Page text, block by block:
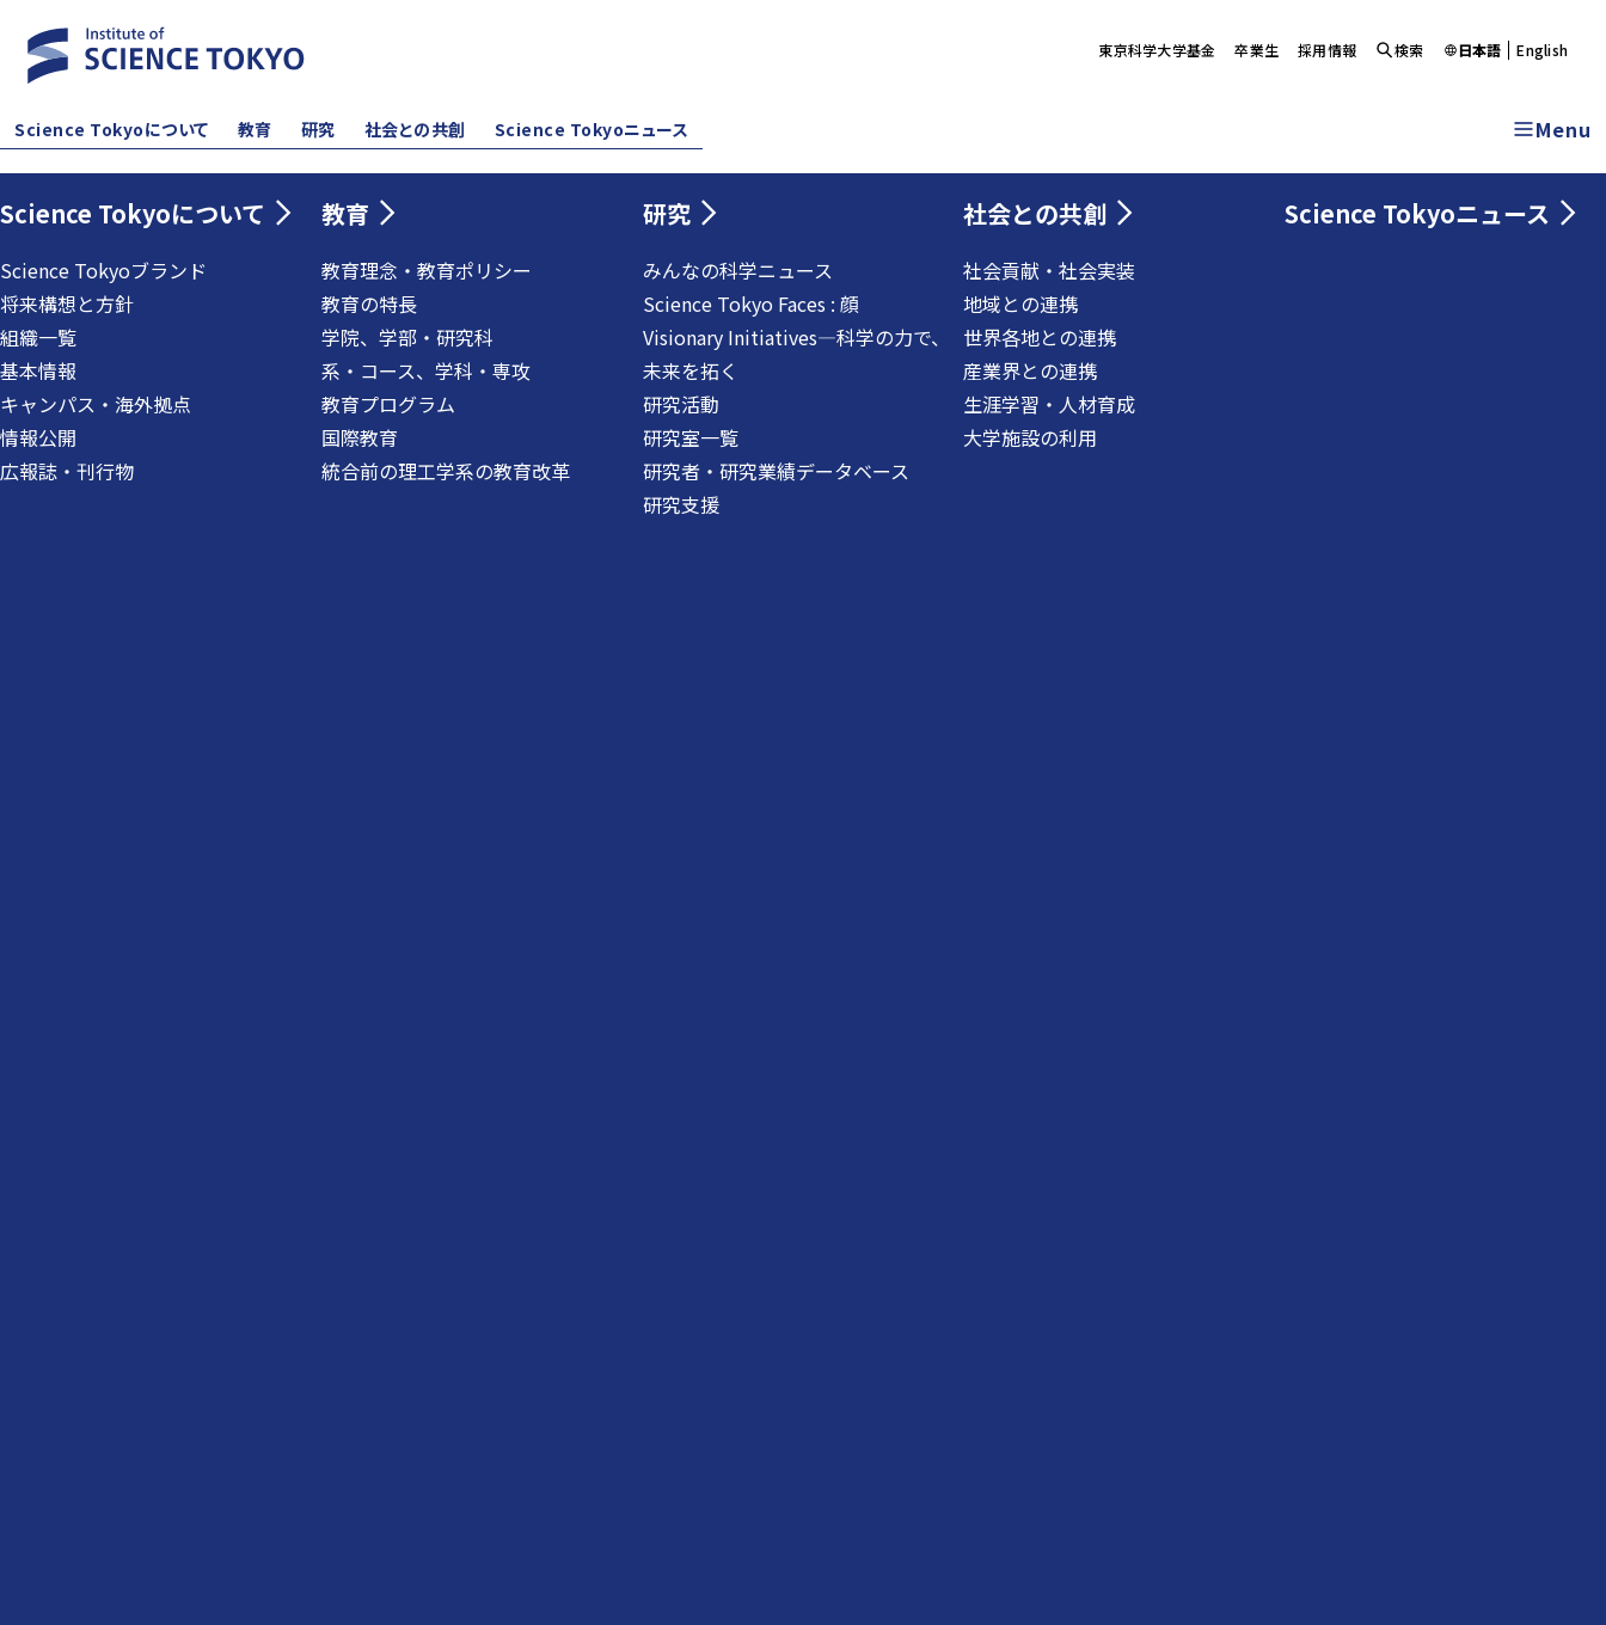
Science Tokyoについて 教育 研究 社会との共創 Science Tokyoニュース Menu
Science Tokyoについて
Science Tokyoブランド
将来構想と方針
組織一覧
基本情報
キャンパス・海外拠点
情報公開
広報誌・刊行物
教育
教育理念・教育ポリシー
教育の特長
学院、学部・研究科
系・コース、学科・専攻
教育プログラム
国際教育
統合前の理工学系の教育改革
研究
みんなの科学ニュース
Science Tokyo Faces : 顔
Visionary Initiatives―科学の力で、
未来を拓く
研究活動
研究室一覧
研究者・研究業績データベース
研究支援
社会との共創
社会貢献・社会実装
地域との連携
世界各地との連携
産業界との連携
生涯学習・人材育成
大学施設の利用
Science Tokyoニュース
東京科学大学基金 卒業生 採用情報 検索 日本語 English